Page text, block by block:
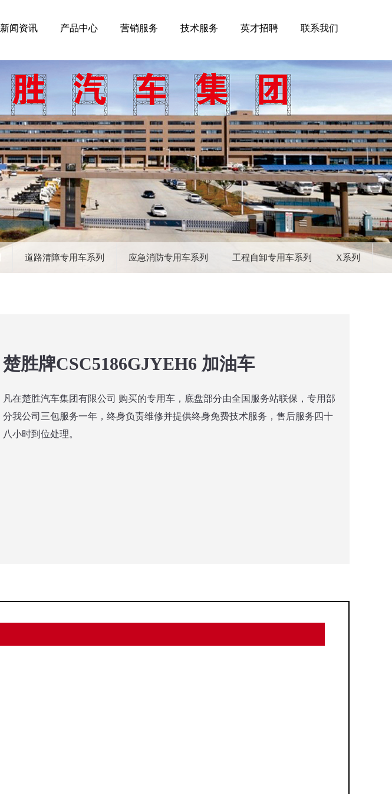
新闻资讯 产品中心 营销服务 技术服务 英才招聘 联系我们
道路清障专用车系列 应急消防专用车系列 工程自卸专用车系列 X系列
楚胜牌CSC5186GJYEH6 加油车
凡在楚胜汽车集团有限公司 购买的专用车，底盘部分由全国服务站联保，专用部
分我公司三包服务一年，终身负责维修并提供终身免费技术服务，售后服务四十
八小时到位处理。